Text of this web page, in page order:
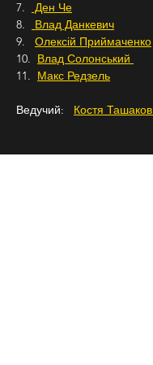
7.
Ден Че
8.
Влад Данкевич
9. Олексій Приймаченко
10. Влад Солонський
11. Макс Редзель
Ведучий: Костя Ташаков